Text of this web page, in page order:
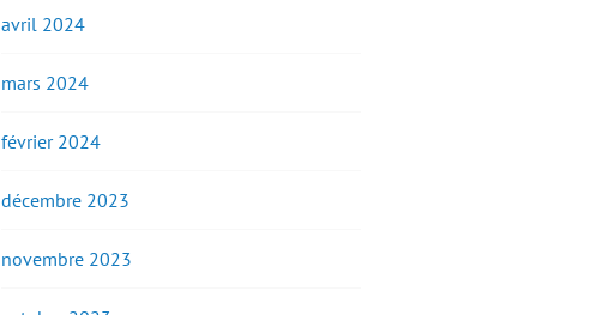
avril 2024
mars 2024
février 2024
décembre 2023
novembre 2023